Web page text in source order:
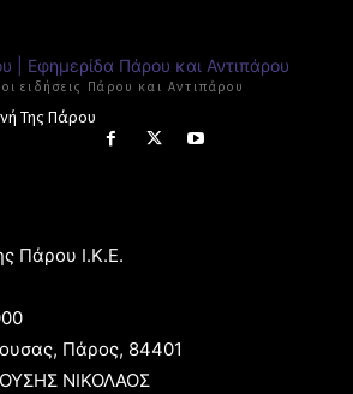
ειδήσεις Πάρου και Αντιπάρου
Της Πάρου
Πάρου Ι.Κ.Ε.
Πάρος, 84401
ΝΙΚΟΛΑΟΣ